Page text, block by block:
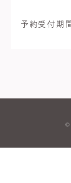
予約受付期
©